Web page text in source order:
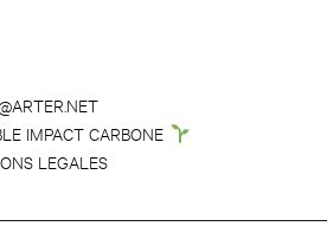
IMPACT CARBONE
LEGALES